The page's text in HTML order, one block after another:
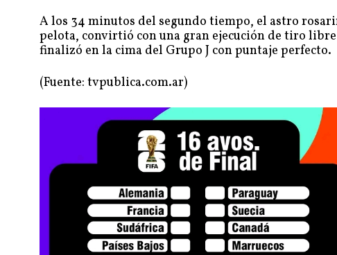
A los 34 minutos del segundo tiempo, el astro
pelota, convirtió con una gran ejecución de tiro
finalizó en la cima del Grupo J con puntaje perfecto.
(Fuente: tvpublica.com.ar)